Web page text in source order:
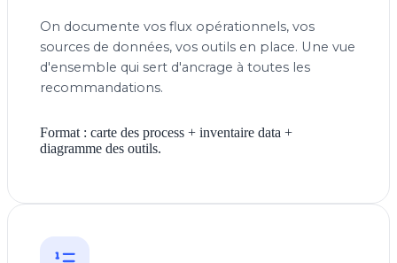
On documente vos flux opérationnels, vos
sources de données, vos outils en place. Une vue
d'ensemble qui sert d'ancrage à toutes les
recommandations.
Format : carte des process + inventaire data +
diagramme des outils.